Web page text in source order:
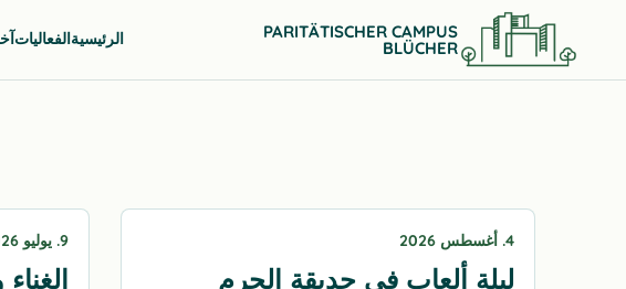
PARITÄTISCHER CAMPUS
BLÜCHER الرئيسيةالفعاليات
4. أغسطس 2026
ليلة ألعاب في حديقة الحرم
9. يوليو 2026